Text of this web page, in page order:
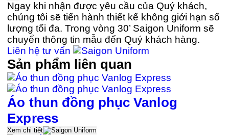
Ngay khi nhận được yêu cầu của Quý khách,
chúng tôi sẽ tiến hành thiết kế không giới hạn số
lượng tối đa. Trong vòng 30’ Saigon Uniform sẽ
chuyển thông tin mẫu đến Quý khách hàng.
Liên hệ tư vấn
Sản phẩm liên quan
Áo thun đồng phục Vanlog
Express
Xem chi tiết